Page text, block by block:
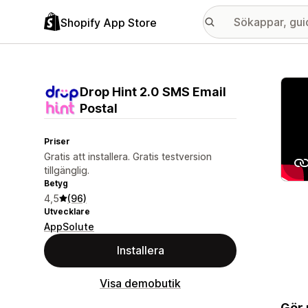
Shopify App Store
Drop Hint 2.0 SMS Email
Postal
Priser
Gratis att installera. Gratis testversion
tillgänglig.
Betyg
4,5 (96)
Utvecklare
AppSolute
Installera
Visa demobutik